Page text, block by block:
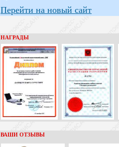
Перейти на новый сайт
НАГРАДЫ
ВАШИ ОТЗЫВЫ